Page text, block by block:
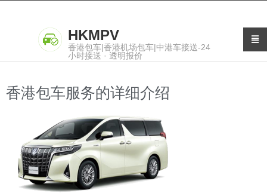
HKMPV
香港包车|香港机场包车|中港车接送-24
小时接送 · 透明报价
香港包车服务的详细介绍